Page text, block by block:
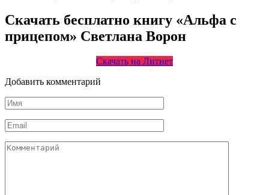
Скачать бесплатно книгу «Альфа с
прицепом» Светлана Ворон
Скачать на Литнет
Добавить комментарий
Имя
*
Email
*
Комментарий